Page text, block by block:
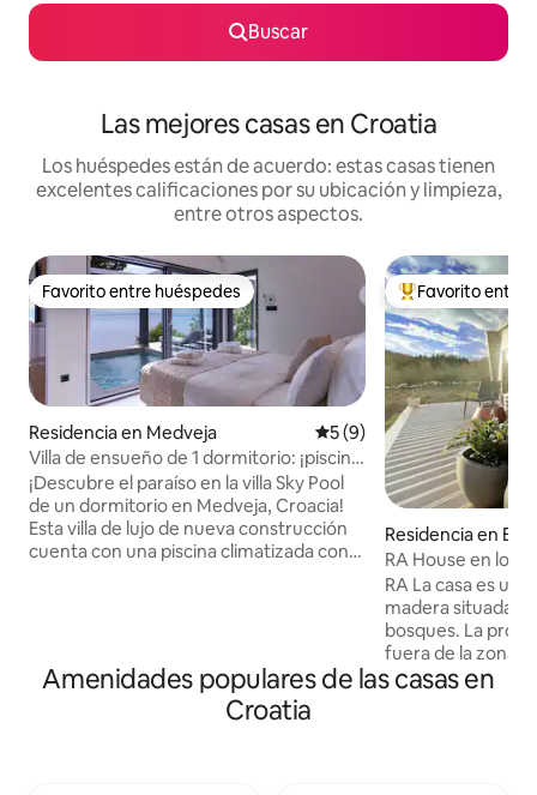
Buscar
Las mejores casas en Croatia
Los huéspedes están de acuerdo: estas casas tienen
excelentes calificaciones por su ubicación y limpieza,
entre otros aspectos.
Favorito entre huéspedes
Favorito entre huéspedes
Residencia en Medveja Calificación promedio: 5
5 (9)
Villa de ensueño de 1 dormitorio: ¡piscina
climatizada, jacuzzi y sauna!
¡Descubre el paraíso en la villa Sky Pool
de un dormitorio en Medveja, Croacia!
Esta villa de lujo de nueva construcción
cuenta con una piscina climatizada con
una cocina totalmente amueblada, una
acogedora sala de estar con un televisor
de alta definición de 65 pulgadas y un
De los mejores
Favorito entre
Residencia en
RA House en los
RA La casa es
madera situada
bosques. La
fuera de la zona
carretera
Amenidades populares de las casas en
Croatia